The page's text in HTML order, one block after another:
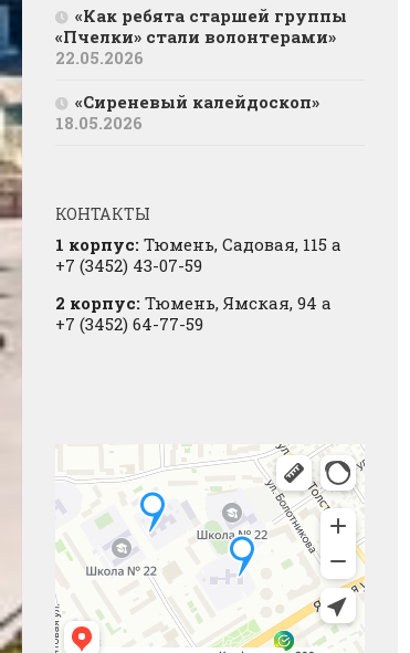
«Как ребята старшей группы
«Пчелки» стали волонтерами»
22.05.2026
«Сиреневый калейдоскоп»
18.05.2026
КОНТАКТЫ
1 корпус: Тюмень, Садовая, 115 а
+7 (3452) 43-07-59
2 корпус: Тюмень, Ямская, 94 а
+7 (3452) 64-77-59